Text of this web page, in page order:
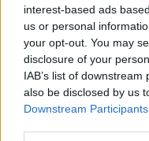
interest-based ads
us or personal
your opt-out. You may
disclosure of your
IAB’s list of
also be disclosed by us
Downstream Participants